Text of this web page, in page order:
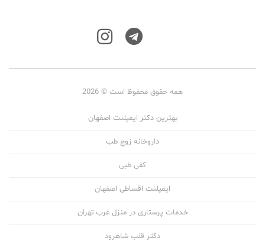
همه حقوق محفوظ است © 2026
بهترین دکتر ایمپلنت اصفهان
داروخانه زوج طب
کفی طبی
ایمپلنت اقساطی اصفهان
خدمات پرستاری در منزل غرب تهران
دکتر قلب شاهرود